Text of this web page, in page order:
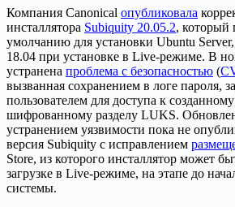
Компания Canonical опубликовала
инсталлятора Subiquity 20.05.2, который
умолчанию для установки Ubuntu
18.04 при установке в Live-режиме. В
устранена проблема с безопасностью (
вызванная сохранением в логе пароля,
пользователем для доступа к
шифрованному разделу LUKS.
устранением уязвимости пока не
версия Subiquity с исправлением
Store, из которого инсталлятор может
загрузке в Live-режиме, на этапе до
системы.